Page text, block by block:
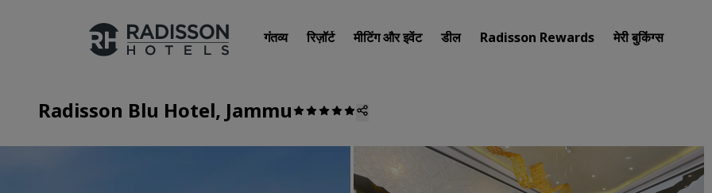
गंतव्य रिज़ॉर्ट मीटिंग और इवेंट डील Radisson Rewards मेरी बुकिंग्स
रिज़ॉर्ट
Radisson Blu Hotel, Jammu